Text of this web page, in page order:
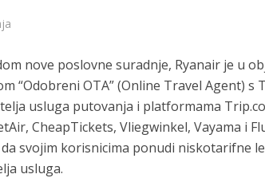
nove poslovne suradnje, Ryanair je u
“Odobreni OTA” (Online Travel Agent)
usluga putovanja i platformama
CheapTickets, Vliegwinkel, Vayama i
svojim korisnicima ponudi niskotarifne
usluga.